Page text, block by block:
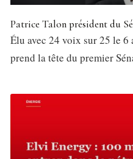
Patrice Talon président du
Élu avec 24 voix sur 25 le 6
prend la tête du premier